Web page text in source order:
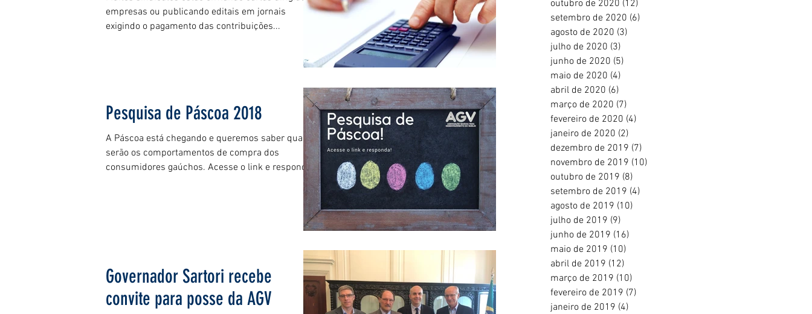
empresas ou publicando editais em jornais
exigindo o pagamento das contribuições...
Pesquisa de Páscoa 2018
A Páscoa está chegando e queremos saber quais
serão os comportamentos de compra dos
consumidores gaúchos. Acesse o link e responda
Governador Sartori recebe
convite para posse da AGV
outubro de 2020 (12)
setembro de 2020 (6)
agosto de 2020 (3)
julho de 2020 (3)
junho de 2020 (5)
maio de 2020 (4)
abril de 2020 (6)
março de 2020 (7)
fevereiro de 2020 (4)
janeiro de 2020 (2)
dezembro de 2019 (7)
novembro de 2019 (10)
outubro de 2019 (8)
setembro de 2019 (4)
agosto de 2019 (10)
julho de 2019 (9)
junho de 2019 (16)
maio de 2019 (10)
abril de 2019 (12)
março de 2019 (10)
fevereiro de 2019 (7)
janeiro de 2019 (4)